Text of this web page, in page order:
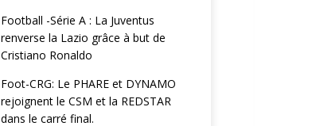
Football -Série A : La Juventus
renverse la Lazio grâce à but de
Cristiano Ronaldo
Foot-CRG: Le PHARE et DYNAMO
rejoignent le CSM et la REDSTAR
dans le carré final.